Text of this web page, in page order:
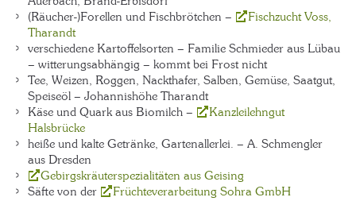
(Räucher-)Forellen und Fischbrötchen –
Fischzucht Voss,
Tharandt
verschiedene Kartoffelsorten – Familie Schmieder aus Lübau
– witterungsabhängig – kommt bei Frost nicht
Tee, Weizen, Roggen, Nackthafer, Salben, Gemüse, Saatgut,
Speiseöl – Johannishöhe Tharandt
Käse und Quark aus Biomilch –
Kanzleilehngut
Halsbrücke
heiße und kalte Getränke, Gartenallerlei. – A. Schmengler
aus Dresden
Gebirgskräuterspezialitäten aus Geising
Säfte von der
Früchteverarbeitung Sohra GmbH